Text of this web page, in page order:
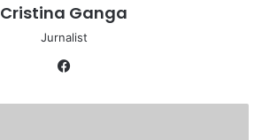
Cristina Ganga
Jurnalist